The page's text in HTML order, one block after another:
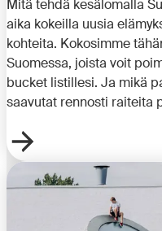
Mitä tehdä kesälomalla
aika kokeilla uusia
kohteita. Kokosimme
Suomessa, joista voit
bucket listillesi. Ja mikä
saavutat rennosti raiteita